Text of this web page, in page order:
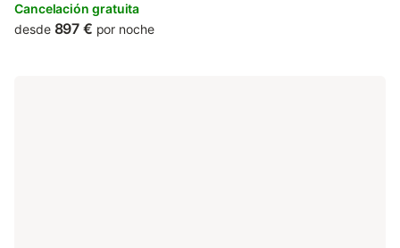
The property is non-smoking and is set 1.
Cancelación gratuita
desde 897 € por noche